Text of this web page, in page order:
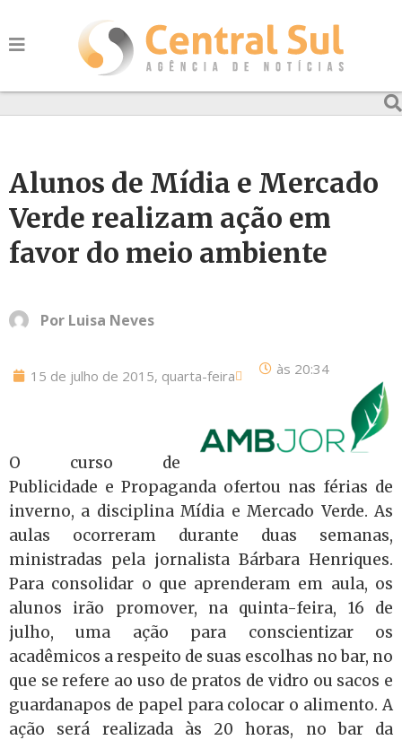
Alunos de Mídia e Mercado
Verde realizam ação em
favor do meio ambiente
Por Luisa Neves
15 de julho de 2015, quarta-feira às 20:34
O curso de
Publicidade e Propaganda ofertou nas férias de
inverno, a disciplina Mídia e Mercado Verde. As
aulas ocorreram durante duas semanas,
ministradas pela jornalista Bárbara Henriques.
Para consolidar o que aprenderam em aula, os
alunos irão promover, na quinta-feira, 16 de
julho, uma ação para conscientizar os
acadêmicos a respeito de suas escolhas no bar, no
que se refere ao uso de pratos de vidro ou sacos e
guardanapos de papel para colocar o alimento. A
ação será realizada às 20 horas, no bar da